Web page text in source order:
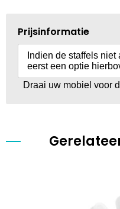
Prijsinformatie
Indien de staffels
eerst een optie
Draai uw mobiel voor